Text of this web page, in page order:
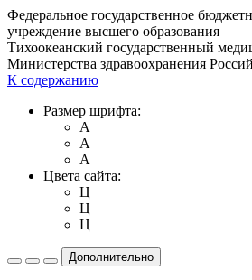
Федеральное государственное
учреждение высшего образования
Тихоокеанский государственный
Министерства здравоохранения
К содержанию
Размер шрифта:
A
A
A
Цвета сайта:
Ц
Ц
Ц
Дополнительно